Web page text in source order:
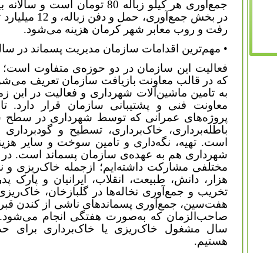
در بخش
رفت و روب معابر شهر کرمان هزینه می‌شود.
• مهم‌ترین اقدامات سازمان مدیریت پسماند در سال‌ 95 چه بوده
فعالیت این سازمان در دو حوزه‌ی متفاوت
که در قالب معاونت بازیافت سازمان تعریف
به تامین ماشین‌آلات شهرداری و فعالیت در این
معاونت فنی و پشتیبانی سازمان قرار دارد.
پروژه‌های عمرانی که توسط شهرداری در سطح
باطله‌برداری، خاک‌برداری، تسطیح و
است. تهیه، نگه‌داری و تامین سوخت و سایر
شهرداری هم به عهده‌ی سازمان پسماند است.
مختلفی مشارکت داشته‌ایم؛ ازجمله خاک‌ریزی و
هزار، دانش، طبیعت، انقلاب، ایرانیان و پارک
تخریب و جمع‌آوری نخاله‌ها در گلبازخان،
هفت‌سین، جمع‌آوری پسماندهای ناشی از کندن
صاحب‌الزمان که به‌صورت هفتگی انجام می‌شود.
هستیم.